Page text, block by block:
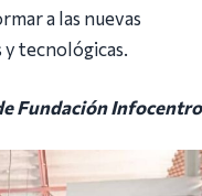
a las nuevas
tecnológicas.
Fundación Infocentro